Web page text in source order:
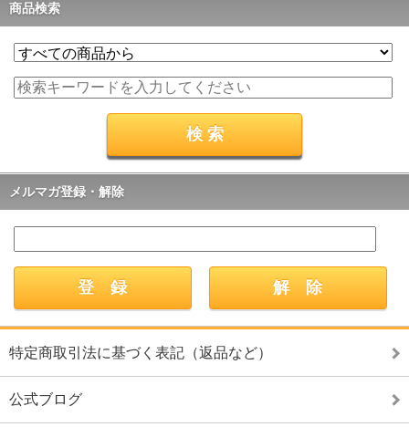
商品検索
メルマガ登録・解除
特定商取引法に基づく表記（返品など）
公式ブログ